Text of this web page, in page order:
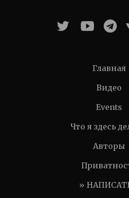
Главная
Видео
Events
Что я здесь
Авторы
»